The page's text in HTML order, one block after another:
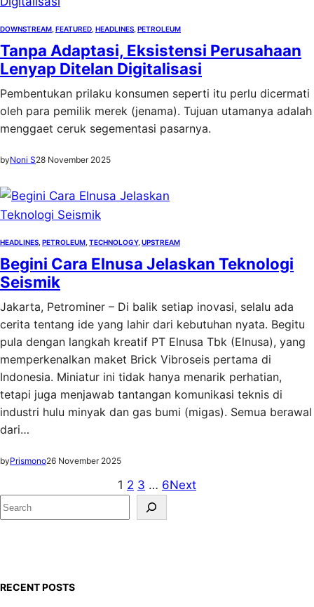
DOWNSTREAM FEATURED HEADLINES PETROLEUM
Tanpa Adaptasi, Eksistensi Perusahaan
Lenyap Ditelan Digitalisasi
Pembentukan prilaku konsumen seperti itu perlu dicermati
oleh para pemilik merek (jenama). Tujuan utamanya adalah
menggaet ceruk segementasi pasarnya.
byNoni S28 November 2025
HEADLINES PETROLEUM TECHNOLOGY, UPSTREAM
Begini Cara Elnusa Jelaskan Teknologi
Seismik
Jakarta, Petrominer – Di balik setiap inovasi, selalu ada
cerita tentang ide yang lahir dari kebutuhan nyata. Begitu
pula dengan langkah kreatif PT Elnusa Tbk (Elnusa), yang
memperkenalkan maket Brick Vibroseis pertama di
Indonesia. Miniatur ini tidak hanya menarik perhatian,
tetapi juga menjawab tantangan komunikasi teknis di
industri hulu minyak dan gas bumi (migas). Semua berawal
dari…
byPrismono26 November 2025
1 2 3 … 6Next
S
e
RECENT POSTS